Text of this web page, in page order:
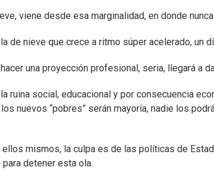
viene desde esa marginalidad, en donde
de nieve que crece a ritmo súper acelerado, un
una proyección profesional, seria, llegará a
ruina social, educacional y por consecuencia
nuevos “pobres” serán mayoría, nadie los
ellos mismos, la culpa es de las políticas de
detener esta ola.